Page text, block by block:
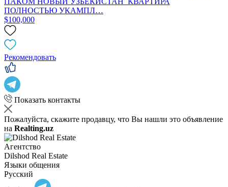
ПОЛНОСТЬЮ УКАМПЛ…
$100,000
Рекомендовать
Показать контакты
Пожалуйста, скажите продавцу, что Вы нашли это объявление
на Realting.uz
Агентство
Dilshod Real Estate
Языки общения
Русский